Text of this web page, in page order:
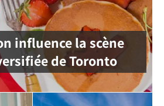
influence la scène
de Toronto